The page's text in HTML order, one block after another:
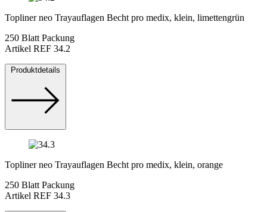
Topliner neo Trayauflagen Becht pro medix, klein, limettengrün
250 Blatt Packung
Artikel REF 34.2
Produktdetails
Topliner neo Trayauflagen Becht pro medix, klein, orange
250 Blatt Packung
Artikel REF 34.3